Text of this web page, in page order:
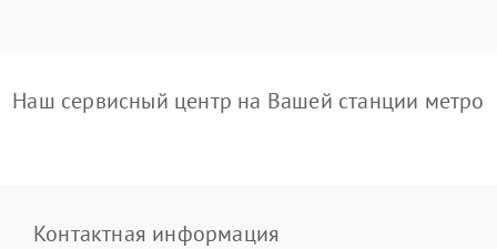
Наш сервисный центр на Вашей станции метро
Контактная информация